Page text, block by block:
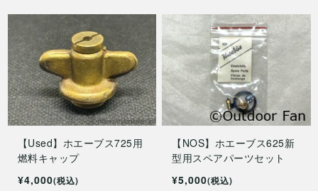
【Used】ホエーブス725用
燃料キャップ
¥4,000(税込)
【NOS】ホエーブス625新
型用スペアパーツセット
¥5,000(税込)